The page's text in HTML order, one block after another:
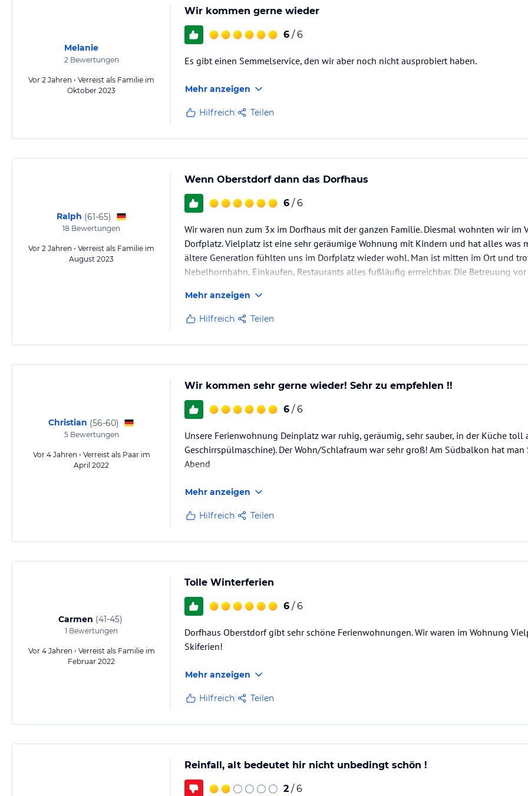
Melanie
2Bewertungen
Vor 2 Jahren • Verreist als Familie im
Oktober 2023
Wir kommen gerne wieder
6 / 6
Es gibt einen Semmelservice, den wir aber noch nicht ausprobiert haben.
Mehr anzeigen
Hilfreich Teilen
Ralph (61-65)
18 Bewertungen
Vor 2 Jahren • Verreist als Familie im
August 2023
Wenn Oberstdorf dann das Dorfhaus
6 / 6
Wir waren nun zum 3x im Dorfhaus mit der ganzen Familie. Diesmal wohnten wir im
Dorfplatz. Vielplatz ist eine sehr geräumige Wohnung mit Kindern und hat alles was
ältere Generation fühlten uns im Dorfplatz wieder wohl. Man ist mitten im Ort und
Nebelhornbahn, Einkaufen, Restaurants alles fußläufig errreichbar. Die Betreuung
Mehr anzeigen
Hilfreich Teilen
Christian (56-60)
5Bewertungen
Vor 4 Jahren • Verreist als Paar im
April 2022
Wir kommen sehr gerne wieder! Sehr zu empfehlen !!
6 / 6
Unsere Ferienwohnung Deinplatz war ruhig, geräumig, sehr sauber, in der Küche toll
Geschirrspülmaschine). Der Wohn/Schlafraum war sehr groß! Am Südbalkon hat
Abend
Mehr anzeigen
Hilfreich Teilen
Carmen (41-45)
1 Bewertungen
Vor 4 Jahren • Verreist als Familie im
Februar 2022
Tolle Winterferien
6 / 6
Dorfhaus Oberstdorf gibt sehr schöne Ferienwohnungen. Wir waren im Wohnung
Skiferien!
Mehr anzeigen
Hilfreich Teilen
Reinfall, alt bedeutet hir nicht unbedingt schön !
2 / 6